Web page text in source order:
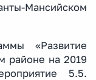
Мансийском
«Развитие
районе на 2019
5.5.